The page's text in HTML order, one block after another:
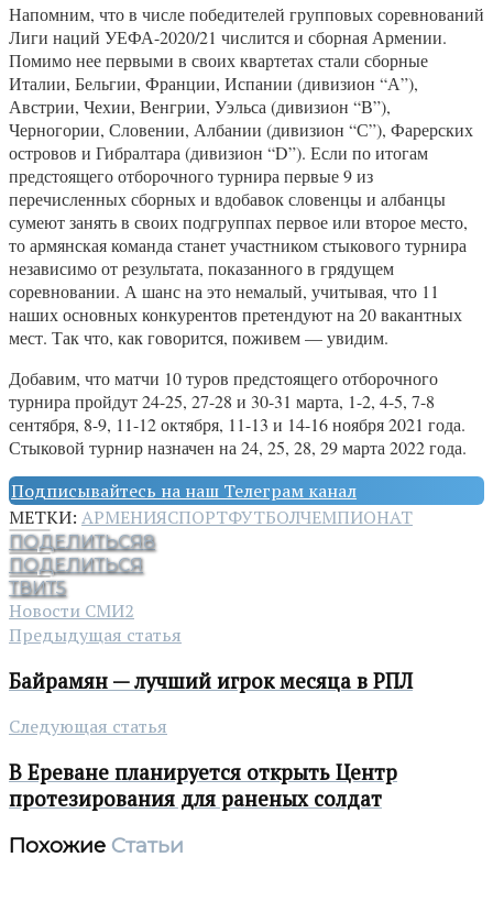
Напомним, что в числе победителей групповых соревнований
Лиги наций УЕФА-2020/21 числится и сборная Армении.
Помимо нее первыми в своих квартетах стали сборные
Италии, Бельгии, Франции, Испании (дивизион “А”),
Австрии, Чехии, Венгрии, Уэльса (дивизион “В”),
Черногории, Словении, Албании (дивизион “С”), Фарерских
островов и Гибралтара (дивизион “D”). Если по итогам
предстоящего отборочного турнира первые 9 из
перечисленных сборных и вдобавок словенцы и албанцы
сумеют занять в своих подгруппах первое или второе место,
то армянская команда станет участником стыкового турнира
независимо от результата, показанного в грядущем
соревновании. А шанс на это немалый, учитывая, что 11
наших основных конкурентов претендуют на 20 вакантных
мест. Так что, как говорится, поживем — увидим.
Добавим, что матчи 10 туров предстоящего отборочного
турнира пройдут 24-25, 27-28 и 30-31 марта, 1-2, 4-5, 7-8
сентября, 8-9, 11-12 октября, 11-13 и 14-16 ноября 2021 года.
Стыковой турнир назначен на 24, 25, 28, 29 марта 2022 года.
Подписывайтесь на наш Телеграм канал
МЕТКИ: АРМЕНИЯСПОРТФУТБОЛЧЕМПИОНАТ
ПОДЕЛИТЬСЯ8
ПОДЕЛИТЬСЯ
ТВИТ5
Новости СМИ2
Предыдущая статья
Байрамян — лучший игрок месяца в РПЛ
Следующая статья
В Ереване планируется открыть Центр
протезирования для раненых солдат
Похожие Статьи